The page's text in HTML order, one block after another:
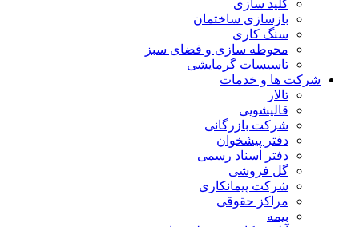
کلید سازی
بازسازی ساختمان
سنگ کاری
محوطه سازی و فضای سبز
تاسیسات گرمایشی
شرکت ها و خدمات
تالار
قالیشویی
شرکت بازرگانی
دفتر پیشخوان
دفتر اسناد رسمی
گل فروشی
شرکت پیمانکاری
مراکز حقوقی
بیمه